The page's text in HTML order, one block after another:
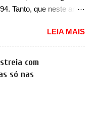
para as laterais.
e HCP). Para
e, se necessário, a
do ventilador HVAC
e ar-condicionado).
que “foi
do Módulo
Tanto, que neste ano,
Corsa, o mais
que perdurou no
de 2012 e com
lançamento da
Gol que depois de 14
LEIA MAIS
com
só nas